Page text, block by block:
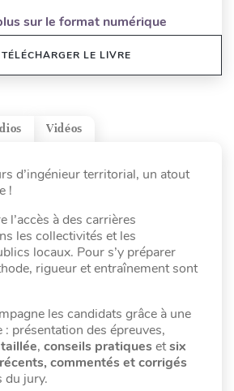
sur le format numérique
TÉLÉCHARGER LE LIVRE
Vidéos
d’ingénieur territorial, un atout
!
l’accès à des carrières
les collectivités et les
locaux. Pour s’y préparer
rigueur et entraînement sont
les candidats grâce à une
présentation des épreuves,
, conseils pratiques etsix
commentés et corrigés
du jury.